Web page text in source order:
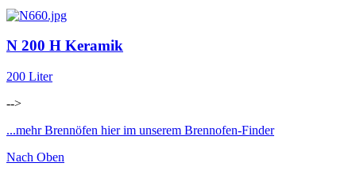
N 200 H Keramik
200 Liter
-->
...mehr Brennöfen hier im unserem Brennofen-Finder
Nach Oben